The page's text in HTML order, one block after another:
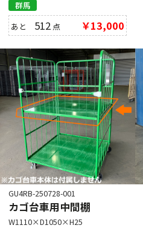
群馬
あと 512 点 ￥13,000
GU4RB-250728-001
カゴ台車用中間棚
W1110×D1050×H25